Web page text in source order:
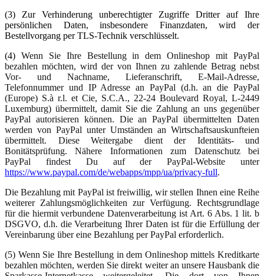
(3) Zur Verhinderung unberechtigter Zugriffe Dritter auf Ihre
persönlichen Daten, insbesondere Finanzdaten, wird der
Bestellvorgang per TLS-Technik verschlüsselt.
(4) Wenn Sie Ihre Bestellung in dem Onlineshop mit PayPal
bezahlen möchten, wird der von Ihnen zu zahlende Betrag nebst
Vor- und Nachname, Lieferanschrift, E-Mail-Adresse,
Telefonnummer und IP Adresse an PayPal (d.h. an die PayPal
(Europe) S.à r.l. et Cie, S.C.A., 22-24 Boulevard Royal, L-2449
Luxemburg) übermittelt, damit Sie die Zahlung an uns gegenüber
PayPal autorisieren können. Die an PayPal übermittelten Daten
werden von PayPal unter Umständen an Wirtschaftsauskunfteien
übermittelt. Diese Weitergabe dient der Identitäts- und
Bonitätsprüfung. Nähere Informationen zum Datenschutz bei
PayPal findest Du auf der PayPal-Website unter
https://www.paypal.com/de/webapps/mpp/ua/privacy-full.
Die Bezahlung mit PayPal ist freiwillig, wir stellen Ihnen eine Reihe
weiterer Zahlungsmöglichkeiten zur Verfügung. Rechtsgrundlage
für die hiermit verbundene Datenverarbeitung ist Art. 6 Abs. 1 lit. b
DSGVO, d.h. die Verarbeitung Ihrer Daten ist für die Erfüllung der
Vereinbarung über eine Bezahlung per PayPal erforderlich.
(5) Wenn Sie Ihre Bestellung in dem Onlineshop mittels Kreditkarte
bezahlen möchten, werden Sie direkt weiter an unsere Hausbank die